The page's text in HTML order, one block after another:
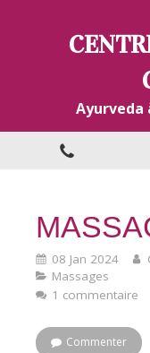
Ayurveda
08 Jan 2024
Massages
1 commentaire
Commenter